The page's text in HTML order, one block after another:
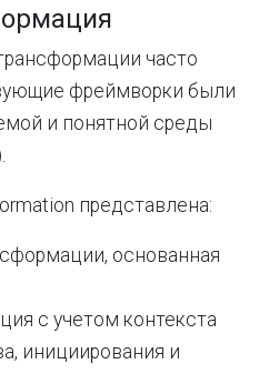
часто
фреймворки были
и понятной среды
представлена:
основанная
с учетом контекста
инициирования и